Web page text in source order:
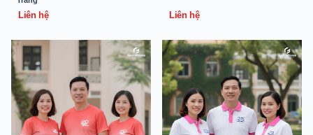
Liên hệ Liên hệ